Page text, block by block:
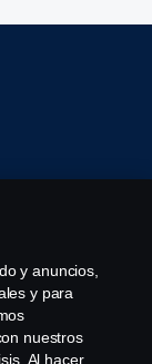
y anuncios,
y para
nuestros
Al hacer